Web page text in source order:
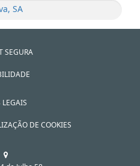
SA
SEGURA
LEGAIS
DE COOKIES